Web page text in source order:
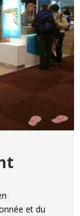
et du